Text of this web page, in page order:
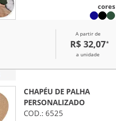
proteção no dia a dia, faça chuva
ou sol. Excelente opção de
cores
A partir de
R$ 32,07*
a unidade
CHAPÉU DE PALHA
PERSONALIZADO
COD.: 6525